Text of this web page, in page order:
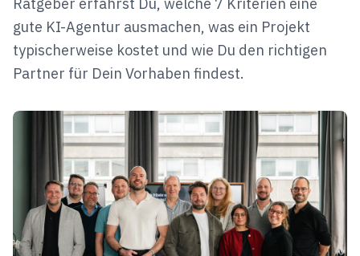
gute KI-Agentur ausmachen, was ein Projekt
typischerweise kostet und wie Du den richtigen
Partner für Dein Vorhaben findest.